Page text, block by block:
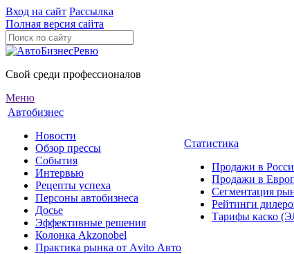
Вход на сайт Рассылка
Полная версия сайта
Свой среди профессионалов
Меню
Автобизнес
Новости
Обзор прессы
События
Интервью
Рецепты успеха
Персоны автобизнеса
Досье
Эффективные решения
Колонка Akzonobel
Практика рынка от Аvito Авто
Статистика
Продажи в
Продажи в
Сегментация
Рейтинги
Тарифы каско